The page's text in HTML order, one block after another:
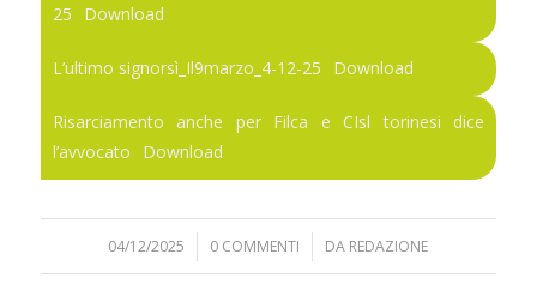
25
Download
L’ultimo signorsì_Il9marzo_4-12-25 Download
Risarciamento anche per Filca e CIsl torinesi dice
l’avvocato
Download
04/12/2025
/ 0 COMMENTI
/ DA REDAZIONE